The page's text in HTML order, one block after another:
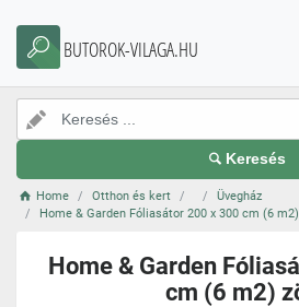
BUTOROK-VILAGA.HU
Keresés
Home Otthon és kert
Üvegház
Home & Garden Fóliasátor 200 x 300 cm (6
Home & Garden
cm (6 m2)